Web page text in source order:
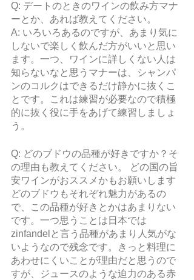
Q: デートのときのワインの飲み方マナ
ーとか、あれば教えてください。
A: いろいろあるのですが、あまり気に
しないで楽しく飲んだ方がいいと思い
ます。一つ、ワインに詳しくない人は
知らないなと思うマナーは、シャンパ
ンのコルクはできるだけ静かに抜くこ
とです。これは練習が必要なので積極
的に抜く役に手をあげて練習しましょ
う。
Q: どのブドウの品種が好きですか？そ
の理由も教えてください。 どの国の旨
安ワインがおススメかもお願いします
どのブドウもそれぞれ魅力があるの
で、この品種が好きとかはあまりない
です。一つ思うことは日本では
zinfandelと言う品種があまり人気がな
いようなので残念です。きっと料理に
あわせにくいことが理由だと思うので
すが、ジュースのような迫力のある赤